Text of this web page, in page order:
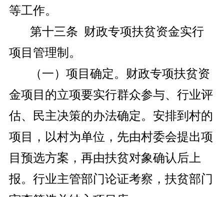
等工作。
第十三条 财政专项扶贫资金实行
项目管理制。
（一）项目确定。财政专项扶贫资
金项目的立项要实行群众参与、行业评
估、民主决策的办法确定。安排到村的
项目，以村为单位，先由村委会提出项
目预选方案，再由扶贫对象确认后上
报。行业主管部门论证考察，扶贫部门